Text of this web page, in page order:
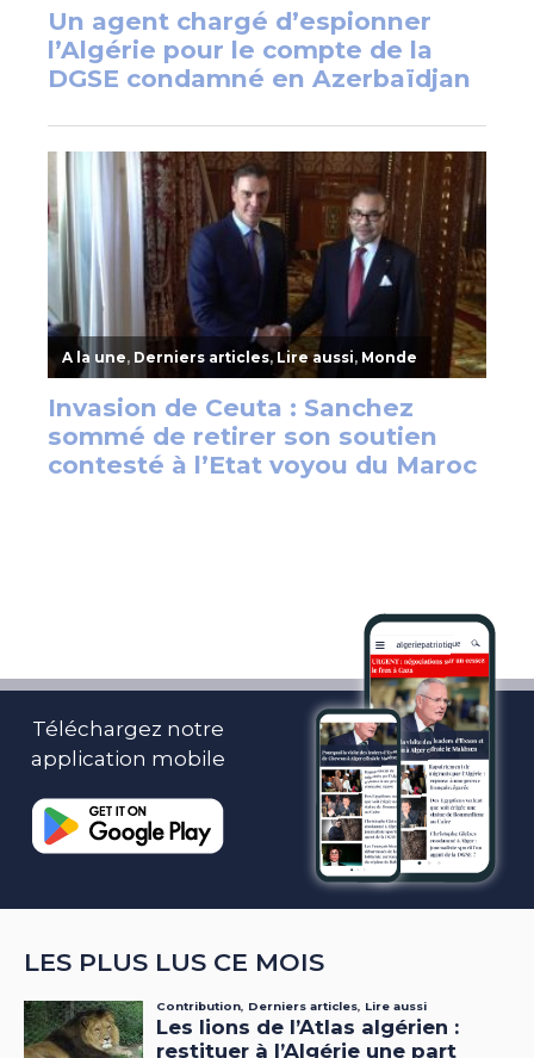
Téléchargez notre
application mobile
LES PLUS LUS CE MOIS